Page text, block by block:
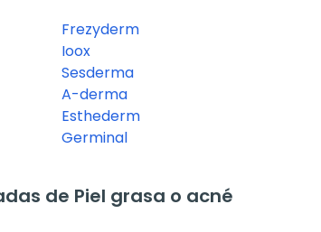
Frezyderm
Ioox
Sesderma
A-derma
Esthederm
Germinal
de Piel grasa o acné